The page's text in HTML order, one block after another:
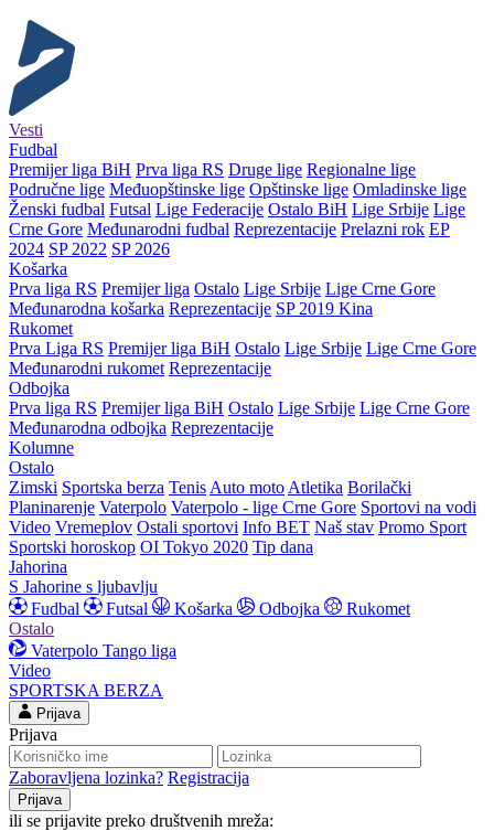
Vesti
Fudbal
Premijer liga BiH Prva liga RS Druge lige Regionalne lige
Područne lige Međuopštinske lige Opštinske lige Omladinske lige
Ženski fudbal Futsal Lige Federacije Ostalo BiH Lige Srbije Lige
Crne Gore Međunarodni fudbal Reprezentacije Prelazni rok EP
2024 SP 2022 SP 2026
Košarka
Prva liga RS Premijer liga Ostalo Lige Srbije Lige Crne Gore
Međunarodna košarka Reprezentacije SP 2019 Kina
Rukomet
Prva Liga RS Premijer liga BiH Ostalo Lige Srbije Lige Crne Gore
Međunarodni rukomet Reprezentacije
Odbojka
Prva liga RS Premijer liga BiH Ostalo Lige Srbije Lige Crne Gore
Međunarodna odbojka Reprezentacije
Kolumne
Ostalo
Zimski Sportska berza Tenis Auto moto Atletika Borilački
Planinarenje Vaterpolo Vaterpolo - lige Crne Gore Sportovi na vodi
Video Vremeplov Ostali sportovi Info BET Naš stav Promo Sport
Sportski horoskop OI Tokyo 2020 Tip dana
Jahorina
S Jahorine s ljubavlju
Fudbal
Futsal Košarka Odbojka
Rukomet
Ostalo
Vaterpolo Tango liga
Video
SPORTSKA BERZA
Prijava
Prijava
Zaboravljena lozinka? Registracija
ili se prijavite preko društvenih mreža: